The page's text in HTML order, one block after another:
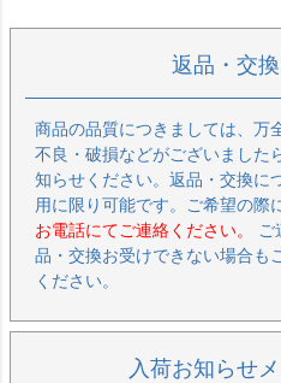
返品・交
商品の品質につきましては、万
不良・破損などがございました
知らせください。返品・交換に
用に限り可能です。ご希望の際
お電話にてご連絡ください。
ご
品・交換お受けできない場合も
ください。
入荷お知らせ